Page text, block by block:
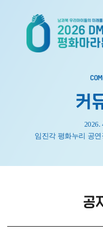
커
2026.
임진각 평화누리 공
공